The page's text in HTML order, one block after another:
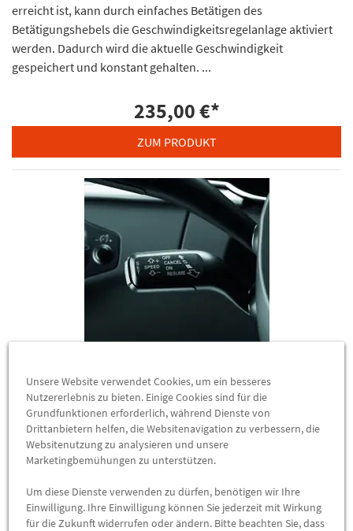
erreicht ist, kann durch einfaches Betätigen des
Betätigungshebels die Geschwindigkeitsregelanlage aktiviert
werden. Dadurch wird die aktuelle Geschwindigkeit
gespeichert und konstant gehalten. ...
235,00 €*
ZUM PRODUKT
Audi A3 Nachrüstung
Geschwindigkeitsregelanlage für Fahrzeuge mit
Bordcomputer und Multifunktionslenkrad / ohne
Bordcomputer
8V0054690F
Die Geschwindigkeitsregelanlage hält jede Geschwindigkeit ab
etwa 30 km/h für Sie. Bequemes Reisen auf langen Strecken.
Ist die zu speichernde Geschwindigkeit erreicht, wird durch
Unsere Website verwendet Cookies, um ein besseres
Nutzererlebnis zu bieten. Einige Cookies sind für die
Grundfunktionen erforderlich, während Dienste von
Drittanbietern helfen, die Websitenavigation zu verbessern, die
Websitenutzung zu analysieren und unsere
Marketingbemühungen zu unterstützen.
Um diese Dienste verwenden zu dürfen, benötigen wir Ihre
Einwilligung. Ihre Einwilligung können Sie jederzeit mit Wirkung
für die Zukunft widerrufen oder ändern. Bitte beachten Sie, dass